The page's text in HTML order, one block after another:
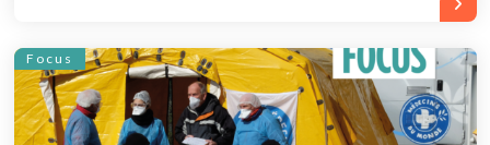
Focus